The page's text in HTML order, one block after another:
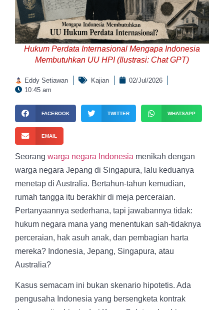
Hukum Perdata Internasional Mengapa Indonesia
Membutuhkan UU HPI (Ilustrasi: Chat GPT)
Eddy Setiawan Kajian
02/Jul/2026
10:45 am
FACEBOOK TWITTER WHATSAPP
EMAIL
Seorang warga negara Indonesia menikah dengan
warga negara Jepang di Singapura, lalu keduanya
menetap di Australia. Bertahun-tahun kemudian,
rumah tangga itu berakhir di meja perceraian.
Pertanyaannya sederhana, tapi jawabannya tidak:
hukum negara mana yang menentukan sah-tidaknya
perceraian, hak asuh anak, dan pembagian harta
mereka? Indonesia, Jepang, Singapura, atau
Australia?
Kasus semacam ini bukan skenario hipotetis. Ada
pengusaha Indonesia yang bersengketa kontrak